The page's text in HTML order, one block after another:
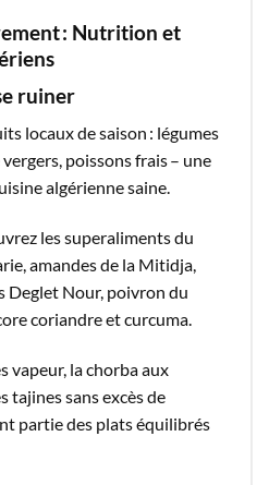
: Nutrition et
ruiner
locaux de saison : légumes
poissons frais – une
algérienne saine.
les superaliments du
amandes de la Mitidja,
Deglet Nour, poivron du
coriandre et curcuma.
vapeur, la chorba aux
tajines sans excès de
partie des plats équilibrés